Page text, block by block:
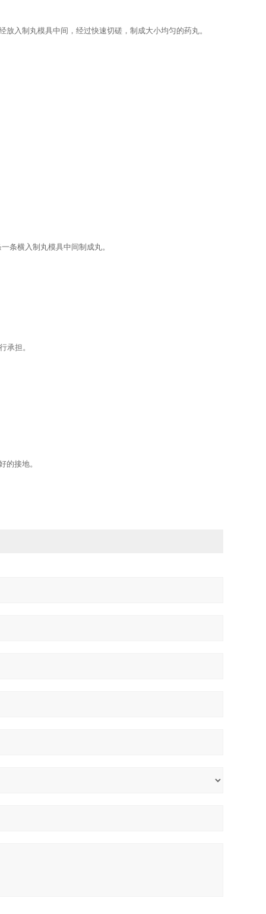
入制丸模具中间，经过快速切磋，制成大小均匀的药丸。
条横入制丸模具中间制成丸。
承担。
的接地。